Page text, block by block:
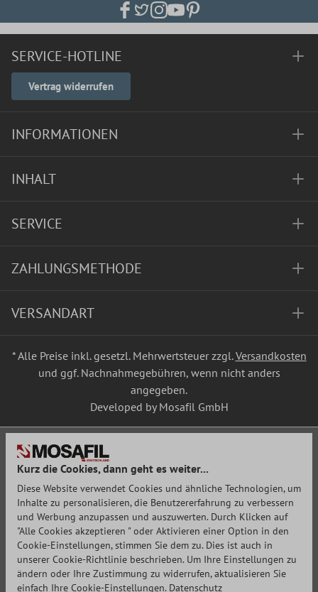
SERVICE-HOTLINE
Vertrag widerrufen
INFORMATIONEN
INHALT
SERVICE
ZAHLUNGSMETHODE
VERSANDART
* Alle Preise inkl. gesetzl. Mehrwertsteuer zzgl.Versandkosten
und ggf. Nachnahmegebühren, wenn nicht anders
angegeben.
Developed by Mosafil GmbH
Kurz die Cookies, dann geht es weiter...
Diese Website verwendet Cookies und ähnliche Technologien, um
Inhalte zu personalisieren, die Benutzererfahrung zu verbessern
und Werbung anzupassen und auszuwerten. Durch Klicken auf
"Alle Cookies akzeptieren " oder Aktivieren einer Option in den
Cookie-Einstellungen, stimmen Sie dem zu. Dies ist auch in
unserer Cookie-Richtlinie beschrieben. Um Ihre Einstellungen zu
ändern oder Ihre Zustimmung zu widerrufen, aktualisieren Sie
einfach Ihre Cookie-Einstellungen. Datenschutz